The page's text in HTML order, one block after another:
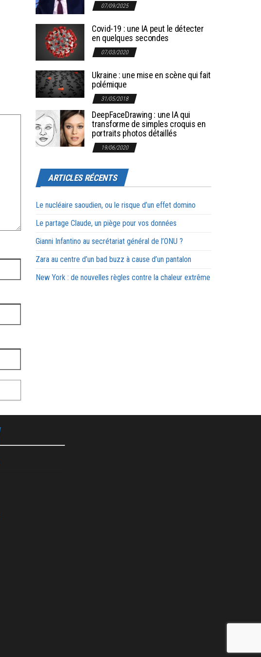
07/09/2025
Covid-19 : une IA peut le détecter
en quelques secondes
07/03/2020
Ukraine : une mise en scène qui fait
polémique
31/05/2018
DeepFaceDrawing : une IA qui
transforme de simples croquis en
portraits photos détaillés
19/06/2020
ARTICLES RÉCENTS
Le nucléaire saoudien, ou le risque d’un effet domino
Le partage Claude, un piège pour vos données
Gianni Infantino au secrétariat général de l’ONU ?
Zara au centre d’un bad buzz à cause d’un pantalon
New York : de nouvelles règles contre la chaleur extrême